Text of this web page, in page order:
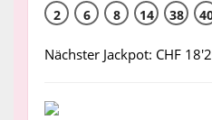
2 6 8 14 38
Nächster Jackpot: CHF